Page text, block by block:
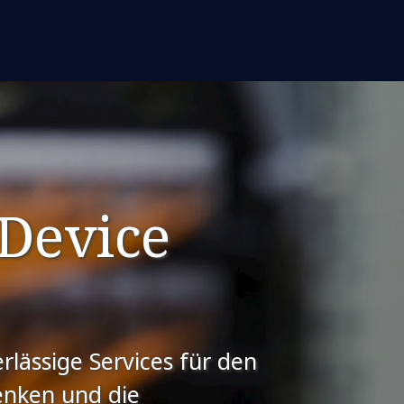
Services für den
und die